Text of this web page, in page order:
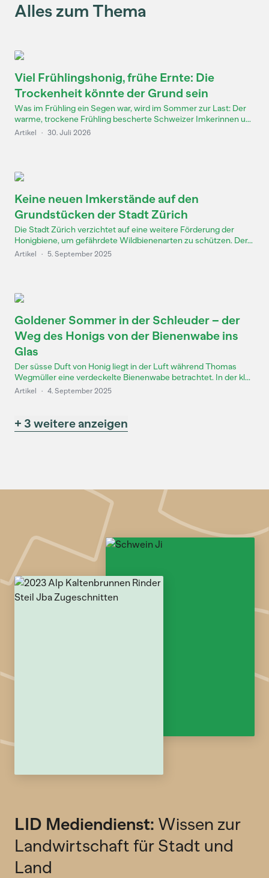
Alles zum Thema
Viel Frühlingshonig, frühe Ernte: Die
Trockenheit könnte der Grund sein
Was im Frühling ein Segen war, wird im Sommer zur Last: Der
warme, trockene Frühling bescherte Schweizer Imkerinnen u...
Artikel · 30. Juli 2026
Keine neuen Imkerstände auf den
Grundstücken der Stadt Zürich
Die Stadt Zürich verzichtet auf eine weitere Förderung der
Honigbiene, um gefährdete Wildbienenarten zu schützen. Der...
Artikel · 5. September 2025
Goldener Sommer in der Schleuder – der
Weg des Honigs von der Bienenwabe ins
Glas
Der süsse Duft von Honig liegt in der Luft während Thomas
Wegmüller eine verdeckelte Bienenwabe betrachtet. In der kl...
Artikel · 4. September 2025
+ 3 weitere anzeigen
LID Mediendienst: Wissen zur
Landwirtschaft für Stadt und
Land